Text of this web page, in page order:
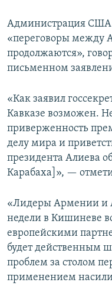
Администрация США
«переговоры между
продолжаются»,
письменном
«Как заявил
Кавказе возможен.
приверженность
делу мира и
президента Алиева
Карабаха]», —
«Лидеры Армении и
недели в Кишиневе
европейскими
будет действенным
проблем за столом
применением